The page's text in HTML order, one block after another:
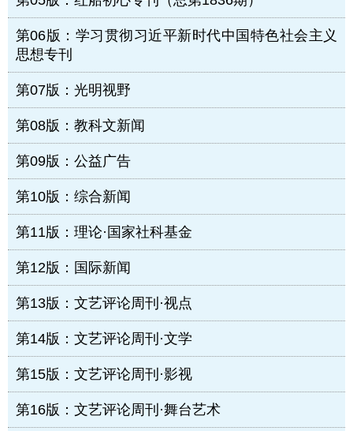
第06版：学习贯彻习近平新时代中国特色社会主义
思想专刊
第07版：光明视野
第08版：教科文新闻
第09版：公益广告
第10版：综合新闻
第11版：理论·国家社科基金
第12版：国际新闻
第13版：文艺评论周刊·视点
第14版：文艺评论周刊·文学
第15版：文艺评论周刊·影视
第16版：文艺评论周刊·舞台艺术